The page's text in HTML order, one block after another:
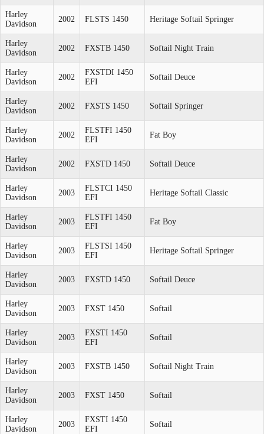
Harley
Davidson
2002 FLSTS 1450 Heritage Softail Springer
Harley
Davidson
2002 FXSTB 1450 Softail Night Train
Harley
Davidson
2002
FXSTDI 1450
EFI
Softail Deuce
Harley
Davidson
2002 FXSTS 1450 Softail Springer
Harley
Davidson
2002
FLSTFI 1450
EFI
Fat Boy
Harley
Davidson
2002 FXSTD 1450 Softail Deuce
Harley
Davidson
2003
FLSTCI 1450
EFI
Heritage Softail Classic
Harley
Davidson
2003
FLSTFI 1450
EFI
Fat Boy
Harley
Davidson
2003
FLSTSI 1450
EFI
Heritage Softail Springer
Harley
Davidson
2003 FXSTD 1450 Softail Deuce
Harley
Davidson
2003 FXST 1450 Softail
Harley
Davidson
2003
FXSTI 1450
EFI
Softail
Harley
Davidson
2003 FXSTB 1450 Softail Night Train
Harley
Davidson
2003 FXST 1450 Softail
Harley
Davidson
2003
FXSTI 1450
EFI
Softail